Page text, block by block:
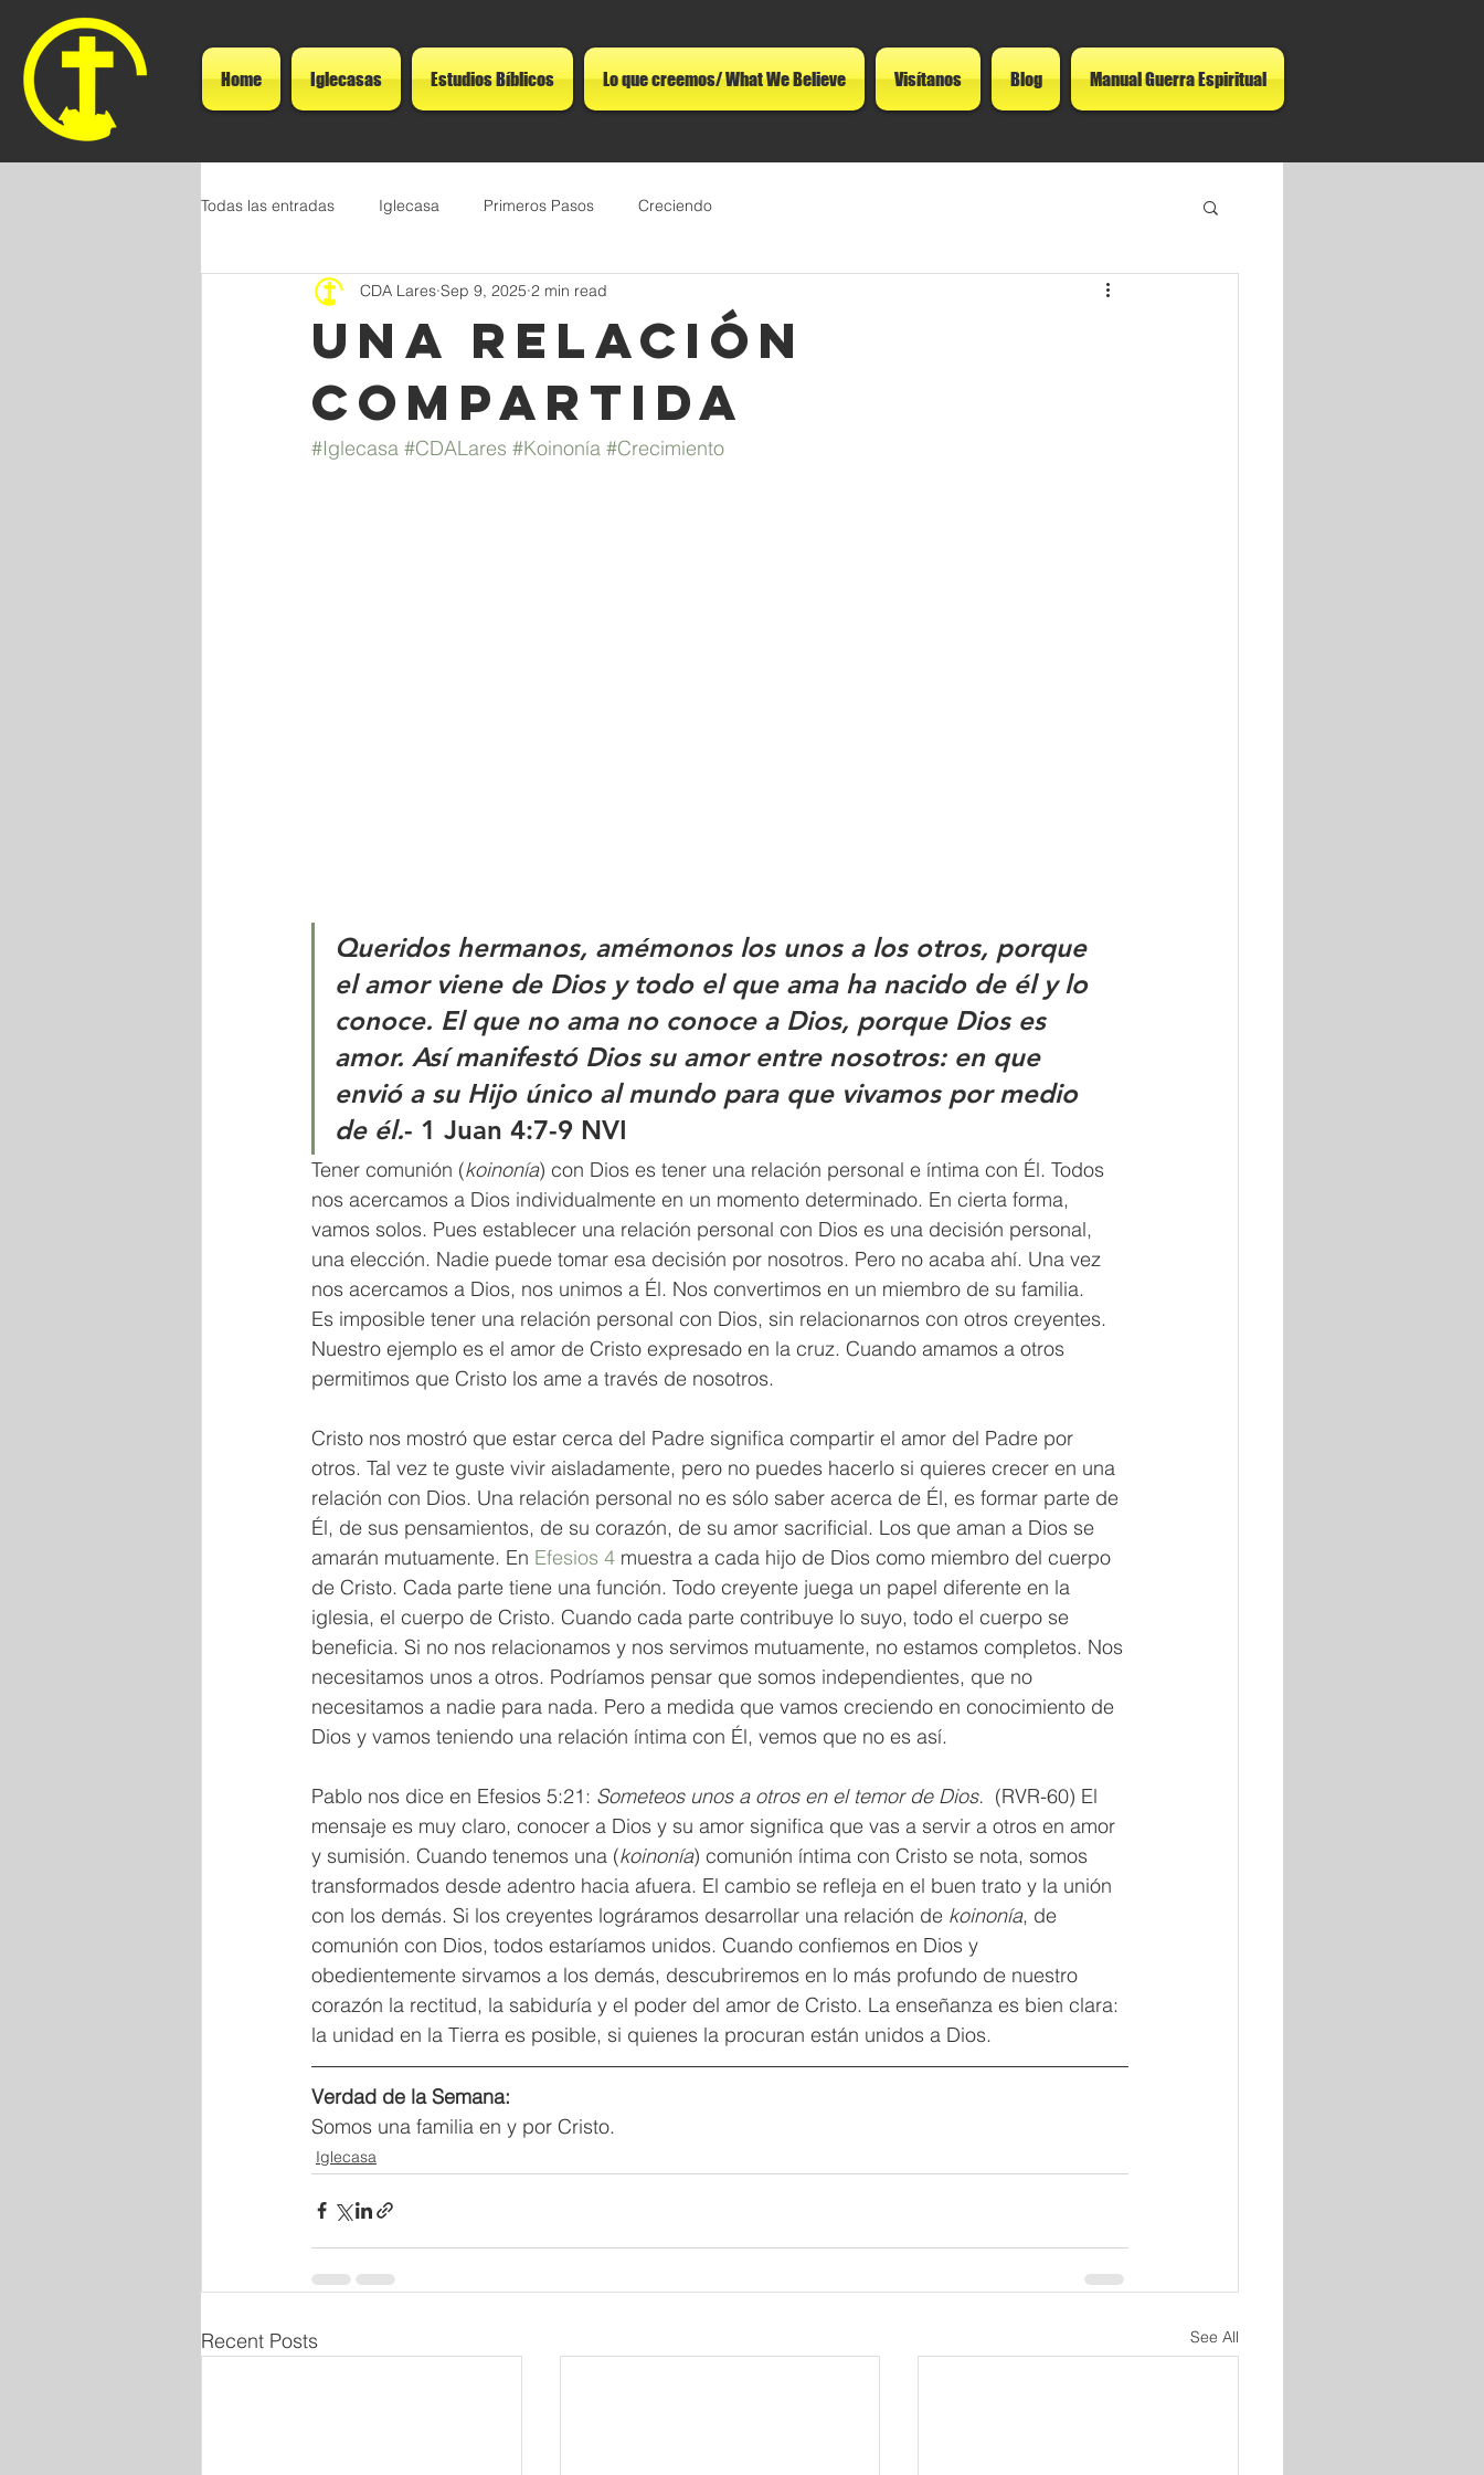
Home Iglecasas Estudios Bíblicos Lo que creemos/ What We Believe Visítanos Blog Manual Guerra Espiritual
Todas las entradas Iglecasa Primeros Pasos Creciendo
Una relación
compartida
CDA Lares Sep 9, 2025 2 min read
#Iglecasa #CDALares #Koinonía #Crecimiento
Queridos hermanos, amémonos los unos a los otros, porque
el amor viene de Dios y todo el que ama ha nacido de él y lo
conoce. El que no ama no conoce a Dios, porque Dios es
amor. Así manifestó Dios su amor entre nosotros: en que
envió a su Hijo único al mundo para que vivamos por medio
de él.- 1 Juan 4:7-9 NVI
Tener comunión (koinonía) con Dios es tener una relación personal e íntima con Él. Todos
nos acercamos a Dios individualmente en un momento determinado. En cierta forma,
vamos solos. Pues establecer una relación personal con Dios es una decisión personal,
una elección. Nadie puede tomar esa decisión por nosotros. Pero no acaba ahí. Una vez
nos acercamos a Dios, nos unimos a Él. Nos convertimos en un miembro de su familia.
Es imposible tener una relación personal con Dios, sin relacionarnos con otros creyentes.
Nuestro ejemplo es el amor de Cristo expresado en la cruz. Cuando amamos a otros
permitimos que Cristo los ame a través de nosotros.
Cristo nos mostró que estar cerca del Padre significa compartir el amor del Padre por
otros. Tal vez te guste vivir aisladamente, pero no puedes hacerlo si quieres crecer en una
relación con Dios. Una relación personal no es sólo saber acerca de Él, es formar parte de
Él, de sus pensamientos, de su corazón, de su amor sacrificial. Los que aman a Dios se
amarán mutuamente. En Efesios 4 muestra a cada hijo de Dios como miembro del cuerpo
de Cristo. Cada parte tiene una función. Todo creyente juega un papel diferente en la
iglesia, el cuerpo de Cristo. Cuando cada parte contribuye lo suyo, todo el cuerpo se
beneficia. Si no nos relacionamos y nos servimos mutuamente, no estamos completos. Nos
necesitamos unos a otros. Podríamos pensar que somos independientes, que no
necesitamos a nadie para nada. Pero a medida que vamos creciendo en conocimiento de
Dios y vamos teniendo una relación íntima con Él, vemos que no es así.
Pablo nos dice en Efesios 5:21: Someteos unos a otros en el temor de Dios. (RVR-60) El
mensaje es muy claro, conocer a Dios y su amor significa que vas a servir a otros en amor
y sumisión. Cuando tenemos una (koinonía) comunión íntima con Cristo se nota, somos
transformados desde adentro hacia afuera. El cambio se refleja en el buen trato y la unión
con los demás. Si los creyentes lográramos desarrollar una relación de koinonía, de
comunión con Dios, todos estaríamos unidos. Cuando confiemos en Dios y
obedientemente sirvamos a los demás, descubriremos en lo más profundo de nuestro
corazón la rectitud, la sabiduría y el poder del amor de Cristo. La enseñanza es bien clara:
la unidad en la Tierra es posible, si quienes la procuran están unidos a Dios.
Verdad de la Semana:
Somos una familia en y por Cristo.
Iglecasa
Recent Posts See All